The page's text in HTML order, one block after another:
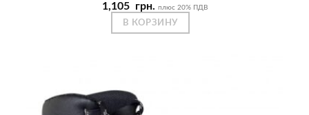
1,105 грн. плюс 20% ПДВ
В КОРЗИНУ